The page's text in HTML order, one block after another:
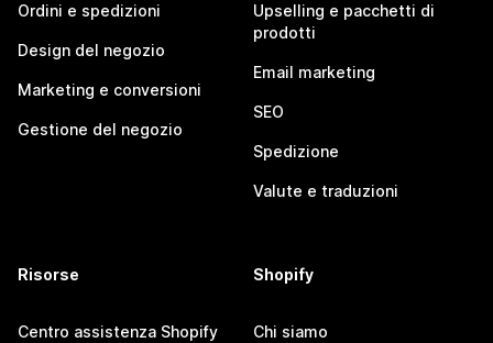
Ordini e spedizioni
Design del negozio
Marketing e conversioni
Gestione del negozio
Upselling e pacchetti di
prodotti
Email marketing
SEO
Spedizione
Valute e traduzioni
Risorse
Centro assistenza Shopify
Shopify
Chi siamo